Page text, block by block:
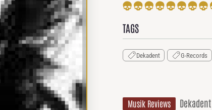
TAGS
Dekadent G-Records
Musik Reviews Dekadent